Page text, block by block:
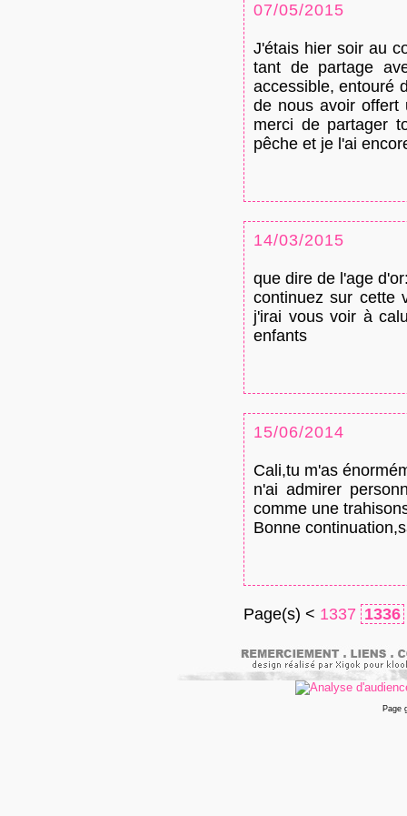
07/05/2015
J'étais hier soir au
tant de partage
accessible, entouré
de nous avoir offert
merci de partager
pêche et je l'ai
14/03/2015
que dire de l'age
continuez sur cette
j'irai vous voir à
enfants
15/06/2014
Cali,tu m'as
n'ai admirer
comme une
Bonne
Page(s) < 1337 1336
Page